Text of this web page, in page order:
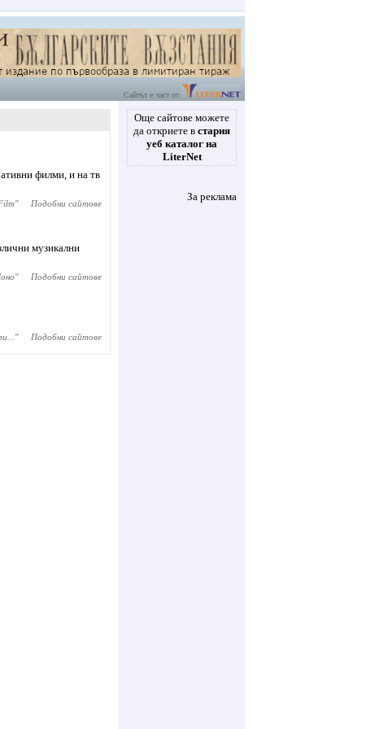
Сайтът е част от
филми, и на тв
" Подобни сайтове
музикални
" Подобни сайтове
" Подобни сайтове
Още сайтове можете
да откриете в стария
уеб каталог на
LiterNet
За реклама